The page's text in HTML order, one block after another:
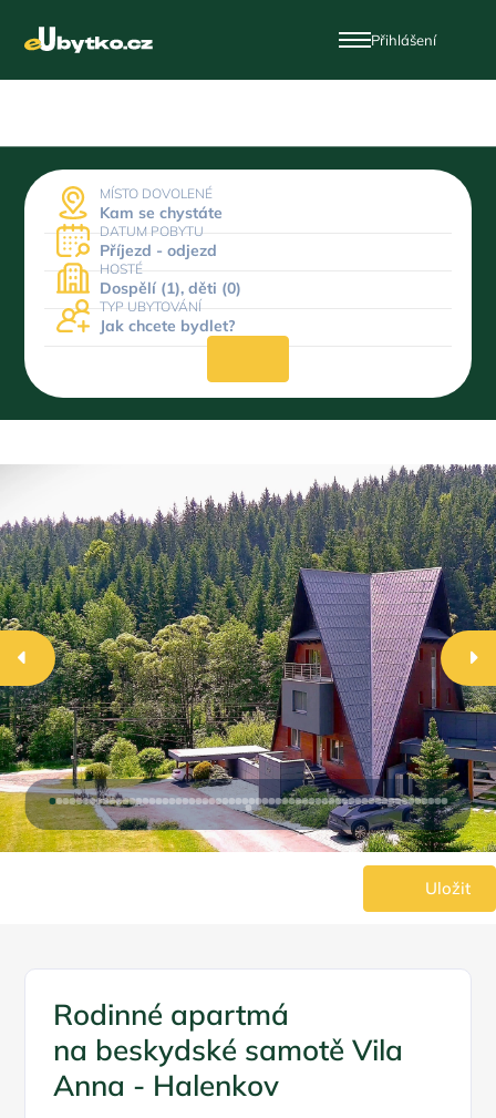
Přihlášení
MÍSTO DOVOLENÉ
Kam se chystáte
DATUM POBYTU
Příjezd - odjezd
HOSTÉ
Dospělí (1), děti (0)
TYP UBYTOVÁNÍ
Jak chcete bydlet?
Uložit
Rodinné apartmá
na beskydské samotě Vila
Anna - Halenkov